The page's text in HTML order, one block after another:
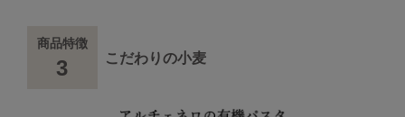
商品特徴
3 こだわりの小麦